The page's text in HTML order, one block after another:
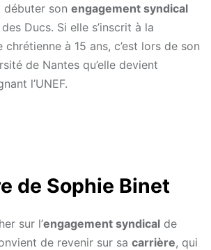
débuter son engagement syndical
Ducs. Si elle s’inscrit à la
chrétienne à 15 ans, c’est lors de son
de Nantes qu’elle devient
l’UNEF.
de Sophie Binet
sur l’engagement syndical de
de revenir sur sa carrière, qui